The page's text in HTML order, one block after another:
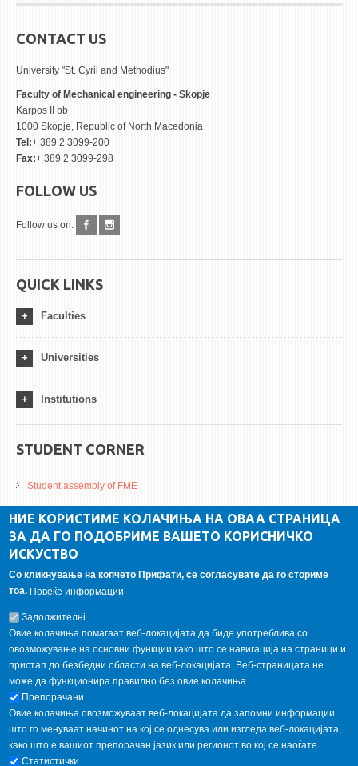
CONTACT US
University "St. Cyril and Methodius"
Faculty of Mechanical engineering - Skopje
Karpos II bb
1000 Skopje, Republic of North Macedonia
Tel:+ 389 2 3099-200
Fax:+ 389 2 3099-298
FOLLOW US
Follow us on:
QUICK LINKS
Faculties
Universities
Institutions
STUDENT CORNER
Student assembly of FME
Da Vinci Magazinne
Alumni association
GALLERY
НИЕ КОРИСТИМЕ КОЛАЧИЊА НА ОВАА СТРАНИЦА
ЗА ДА ГО ПОДОБРИМЕ ВАШЕТО КОРИСНИЧКО
ИСКУСТВО
Со кликнување на копчето Прифати, се согласувате да го сториме
тоа. Повеќе информации
Задолжителнi
Овие колачиња помагаат веб-локацијата да биде употреблива со
овозможување на основни функции како што се навигација на страници и
пристап до безбедни области на веб-локацијата. Веб-страницата не
може да функционира правилно без овие колачиња.
Препорачани
Овие колачиња овозможуваат веб-локацијата да запомни информации
што го менуваат начинот на кој се однесува или изгледа веб-локацијата,
како што е вашиот препорачан јазик или регионот во кој се наоѓате.
Статистички